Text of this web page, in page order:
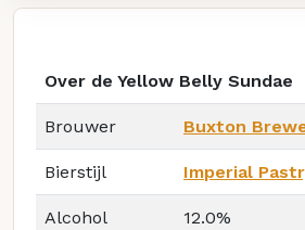
Over de Yellow Belly Sundae
Brouwer Buxton
Bierstijl Imperial
Alcohol 12.0%